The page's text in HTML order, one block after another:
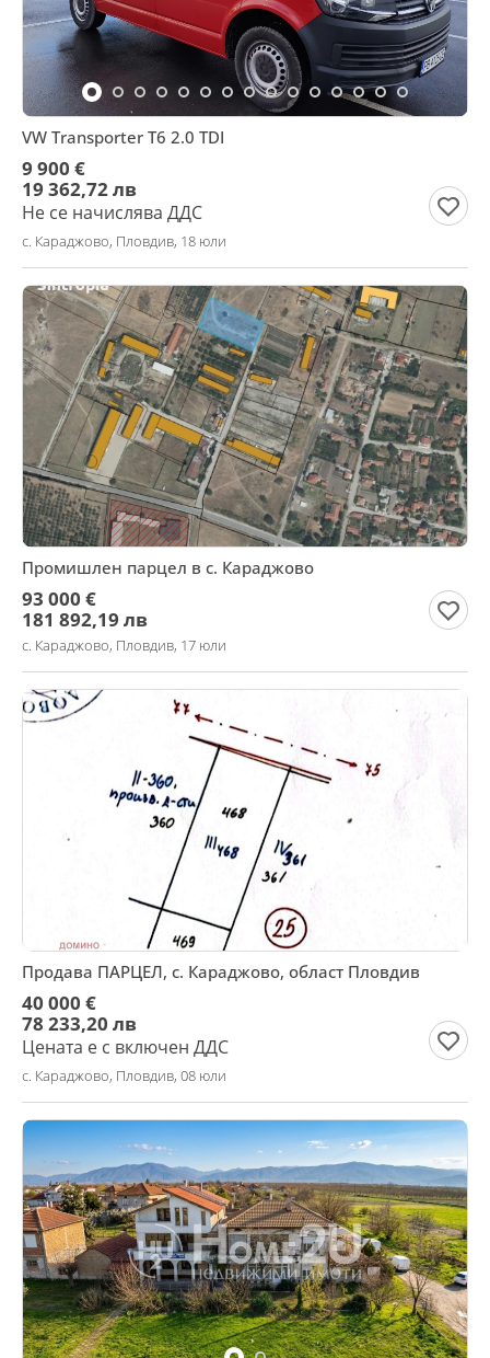
VW Transporter Т6 2.0 TDI
9 900 €
19 362,72 лв
Не се начислява ДДС
с. Караджово, Пловдив, 18 юли
Промишлен парцел в с. Караджово
93 000 €
181 892,19 лв
с. Караджово, Пловдив, 17 юли
Продава ПАРЦЕЛ, с. Караджово, област Пловдив
40 000 €
78 233,20 лв
Цената е с включен ДДС
с. Караджово, Пловдив, 08 юли